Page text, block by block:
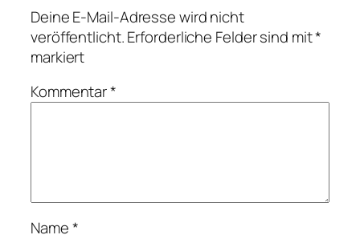
Deine E-Mail-Adresse wird nicht
veröffentlicht.Erforderliche Felder sind mit*
markiert
Kommentar*
Name*